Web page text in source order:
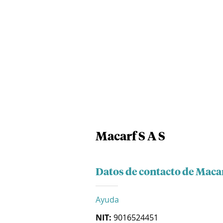
Macarf S A S
Datos de contacto de
Ayuda
NIT: 9016524451